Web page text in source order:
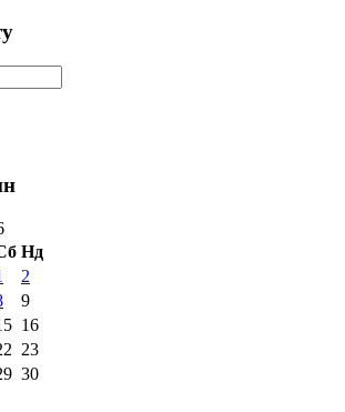
Нд
2
9
16
23
30